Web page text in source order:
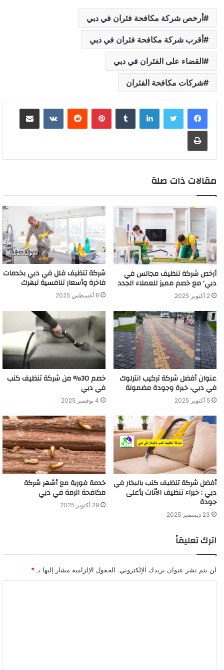
أرخص شركة مكافحة فئران في دبي
أقرب شركة مكافحة فئران في دبي
القضاء على الفئران في دبي
شركات مكافحة الفئران
لينكدإن بينتيريست مشاركة عبر البريد
طباعة
مقالات ذات صلة
أرخص شركة تنظيف مجالس في
دبي’ مع خصم مميز للعملاء الجدد
2 أكتوبر 2025
شركة تنظيف فلل في دبي بخدمات
فاخرة وأسعار تنافسية تبهرك
6 أغسطس 2025
عنوان أفضل شركة تركيب انترلوك
في دبي، خبرة وجودة مضمونة
5 أكتوبر 2025
خصم 30% من شركة تنظيف كنب
في دبي
4 نوفمبر 2025
أفضل شركة تنظيف كنب بالبخار في
دبي ; خبراء تنظيف الأثاث بأعلى
جودة
23 ديسمبر 2025
خدمة فورية مع أشهر شركة
مكافحة الرمة في دبي
29 أكتوبر 2025
اترك تعليقاً
لن يتم نشر عنوان بريدك الإلكتروني. الحقول الإلزامية مشار إليها بـ *